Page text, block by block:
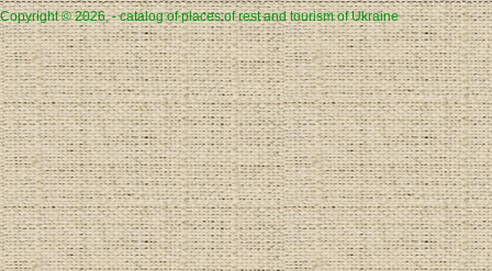
Copyright © 2026, - catalog of places of rest and tourism of Ukraine